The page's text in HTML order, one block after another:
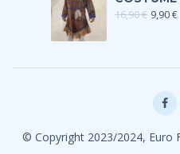
16,90€ 9,90€
© Copyright 2023/2024, Euro